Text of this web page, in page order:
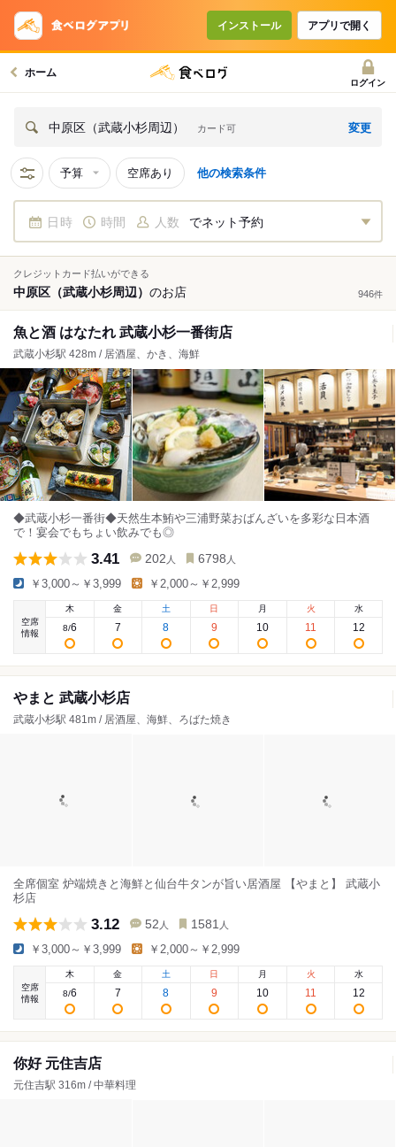
インストール アプリで開く
ホーム
ログイン
中原区（武蔵小杉周辺） カード可 変更
予算 空席あり 他の検索条件
日時 時間 人数 でネット予約
クレジットカード払いができる
中原区（武蔵小杉周辺） のお店 946件
魚と酒 はなたれ 武蔵小杉一番街店
武蔵小杉駅 428m / 居酒屋、かき、海鮮
◆武蔵小杉一番街◆天然生本鮪や三浦野菜おばんざいを多彩な日本酒
で！宴会でもちょい飲みでも◎
3.41 202 人 6798 人
￥3,000～￥3,999 ￥2,000～￥2,999
空席
情報
木
8/6
金
7
土
8
日
9
月
10
火
11
水
12
やまと 武蔵小杉店
武蔵小杉駅 481m / 居酒屋、海鮮、ろばた焼き
全席個室 炉端焼きと海鮮と仙台牛タンが旨い居酒屋 【やまと】 武蔵小
杉店
3.12 52 人 1581 人
￥3,000～￥3,999 ￥2,000～￥2,999
空席
情報
木
8/6
金
7
土
8
日
9
月
10
火
11
水
12
你好 元住吉店
元住吉駅 316m / 中華料理